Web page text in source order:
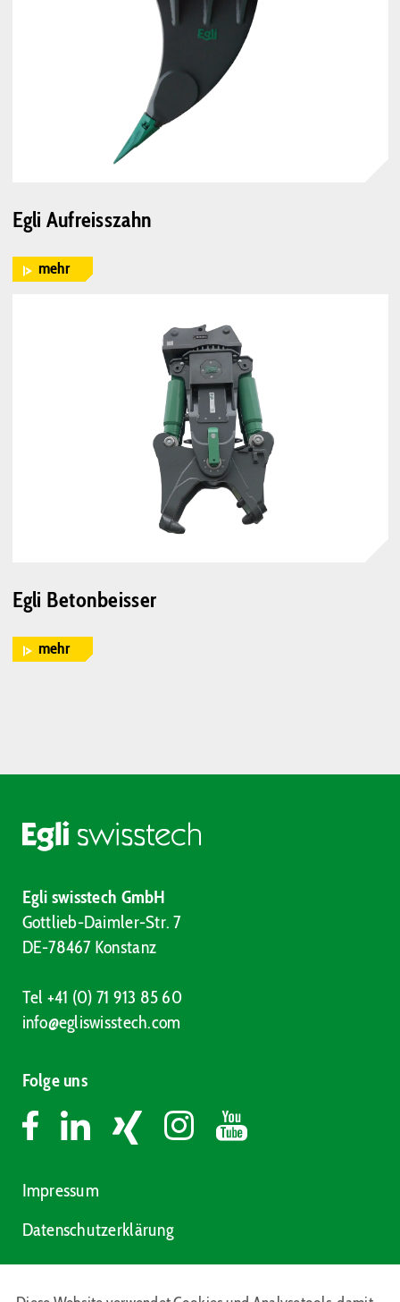
Egli Aufreisszahn
mehr
Egli Betonbeisser
mehr
Egli swisstech GmbH
Gottlieb-Daimler-Str. 7
DE-78467 Konstanz
Tel +41 (0) 71 913 85 60
info@egliswisstech.com
Folge uns
Impressum
Datenschutzerklärung